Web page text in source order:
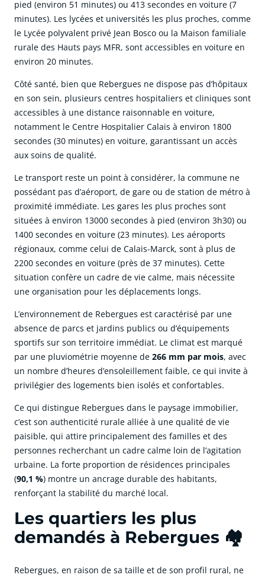
pied (environ 51 minutes) ou 413 secondes en voiture (7
minutes). Les lycées et universités les plus proches, comme
le Lycée polyvalent privé Jean Bosco ou la Maison familiale
rurale des Hauts pays MFR, sont accessibles en voiture en
environ 20 minutes.
Côté santé, bien que Rebergues ne dispose pas d’hôpitaux
en son sein, plusieurs centres hospitaliers et cliniques sont
accessibles à une distance raisonnable en voiture,
notamment le Centre Hospitalier Calais à environ 1800
secondes (30 minutes) en voiture, garantissant un accès
aux soins de qualité.
Le transport reste un point à considérer, la commune ne
possédant pas d’aéroport, de gare ou de station de métro à
proximité immédiate. Les gares les plus proches sont
situées à environ 13000 secondes à pied (environ 3h30) ou
1400 secondes en voiture (23 minutes). Les aéroports
régionaux, comme celui de Calais-Marck, sont à plus de
2200 secondes en voiture (près de 37 minutes). Cette
situation confère un cadre de vie calme, mais nécessite
une organisation pour les déplacements longs.
L’environnement de Rebergues est caractérisé par une
absence de parcs et jardins publics ou d’équipements
sportifs sur son territoire immédiat. Le climat est marqué
par une pluviométrie moyenne de 266 mm par mois, avec
un nombre d’heures d’ensoleillement faible, ce qui invite à
privilégier des logements bien isolés et confortables.
Ce qui distingue Rebergues dans le paysage immobilier,
c’est son authenticité rurale alliée à une qualité de vie
paisible, qui attire principalement des familles et des
personnes recherchant un cadre calme loin de l’agitation
urbaine. La forte proportion de résidences principales
(90,1 %) montre un ancrage durable des habitants,
renforçant la stabilité du marché local.
Les quartiers les plus
demandés à Rebergues 🏘️
Rebergues, en raison de sa taille et de son profil rural, ne